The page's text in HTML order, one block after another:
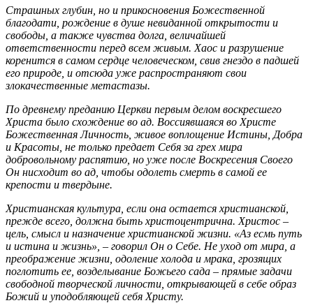
Страшных глубин, но и прикосновения Божественной
благодати, рождение в душе невиданной открытости и
свободы, а также чувства долга, величайшей
ответственности перед всем живым. Хаос и разрушение
коренится в самом сердце человеческом, свив гнездо в падшей
его природе, и отсюда уже распространяют свои
злокачественные метастазы.
По древнему преданию Церкви первым делом воскресшего
Христа было схождение во ад. Воссиявшаяся во Христе
Божественная Личность, живое воплощение Истины, Добра
и Красоты, не только предает Себя за грех мира
добровольному распятию, но уже после Воскресения Своего
Он нисходит во ад, чтобы одолеть смерть в самой ее
крепости и твердыне.
Христианская культура, если она остается христианской,
прежде всего, должна быть христоцентрична. Христос –
цель, смысл и назначение христианской жизни. «Аз есмь путь
и истина и жизнь», – говорил Он о Себе. Не уход от мира, а
преображение жизни, одоление холода и мрака, грозящих
поглотить ее, возделывание Божьего сада – прямые задачи
свободной творческой личности, открывающей в себе образ
Божий и уподобляющей себя Христу.